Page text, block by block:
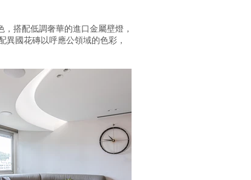
搭配低調奢華的進口金屬壁燈，
國花磚以呼應公領域的色彩，